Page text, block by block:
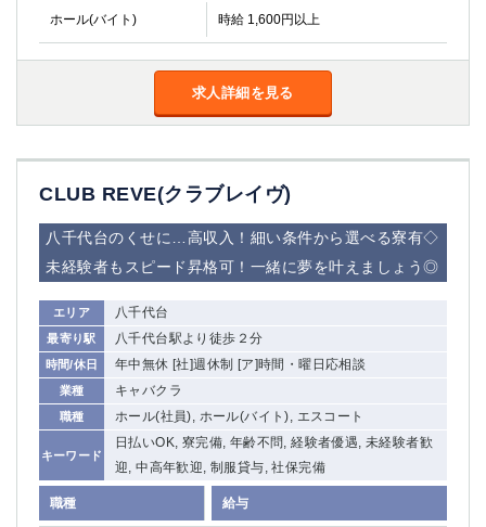
ホール(バイト) 時給 1,600円以上
求人詳細を見る
CLUB REVE(クラブレイヴ)
八千代台のくせに…高収入！細い条件から選べる寮有◇
未経験者もスピード昇格可！一緒に夢を叶えましょう◎
エリア 八千代台
最寄り駅 八千代台駅より徒歩２分
時間/休日 年中無休 [社]週休制 [ア]時間・曜日応相談
業種 キャバクラ
職種 ホール(社員), ホール(バイト), エスコート
キーワード
日払いOK, 寮完備, 年齢不問, 経験者優遇, 未経験者歓
迎, 中高年歓迎, 制服貸与, 社保完備
職種 給与